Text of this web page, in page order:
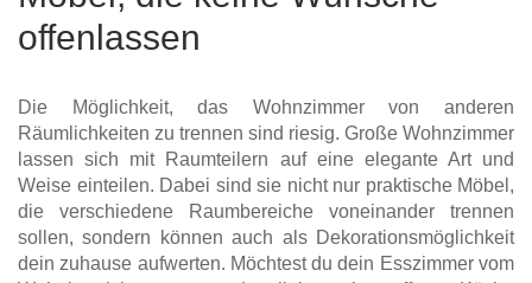
offenlassen
Die Möglichkeit, das Wohnzimmer von anderen
Räumlichkeiten zu trennen sind riesig. Große Wohnzimmer
lassen sich mit Raumteilern auf eine elegante Art und
Weise einteilen. Dabei sind sie nicht nur praktische Möbel,
die verschiedene Raumbereiche voneinander trennen
sollen, sondern können auch als Dekorationsmöglichkeit
dein zuhause aufwerten. Möchtest du dein Esszimmer vom